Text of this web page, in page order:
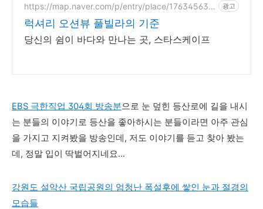
https://map.naver.com/p/entry/place/176345637
광고
럭셔리 오션뷰 풀빌라의 기준
당신의 쉼이 바다와 만나는 곳, 스타스케이프
EBS 극한직업 304회 방송분으로 눈 덮힌 등산로에 길을 내시
는 분들의 이야기로 등산을 좋아하시는 분들이라면 아주 관심
을 가지고 지켜봤을 방송인데, 저도 이야기를 듣고 찾아 봤는
데, 정말 입이 딱벌어지네요...
강원도 설악산 국립공원의 엄청난 폭설후에 쌓인 눈과 절경의
모습들